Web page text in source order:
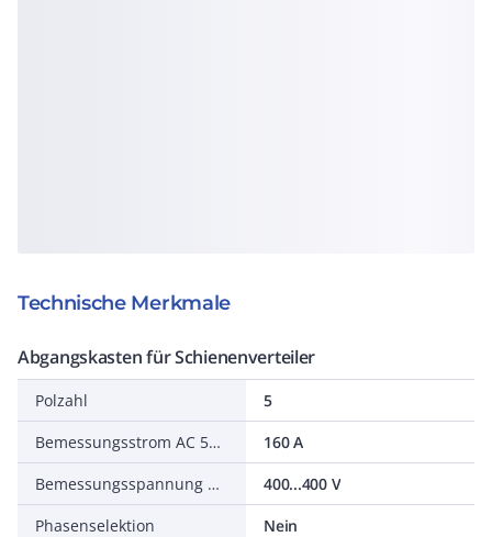
Technische Merkmale
Abgangskasten für Schienenverteiler
Polzahl
5
Bemessungsstrom AC 50 Hz
160 A
Bemessungsspannung AC 50 Hz
400...400 V
Phasenselektion
Nein